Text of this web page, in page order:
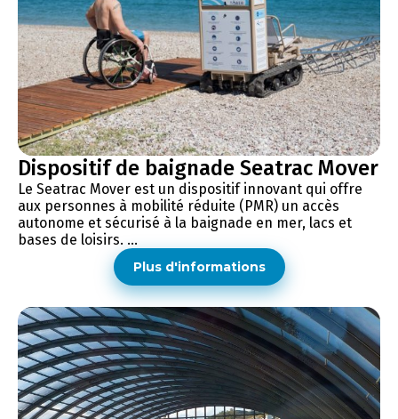
Dispositif de baignade Seatrac Mover
Le Seatrac Mover est un dispositif innovant qui offre
aux personnes à mobilité réduite (PMR) un accès
autonome et sécurisé à la baignade en mer, lacs et
bases de loisirs. ...
Plus d'informations